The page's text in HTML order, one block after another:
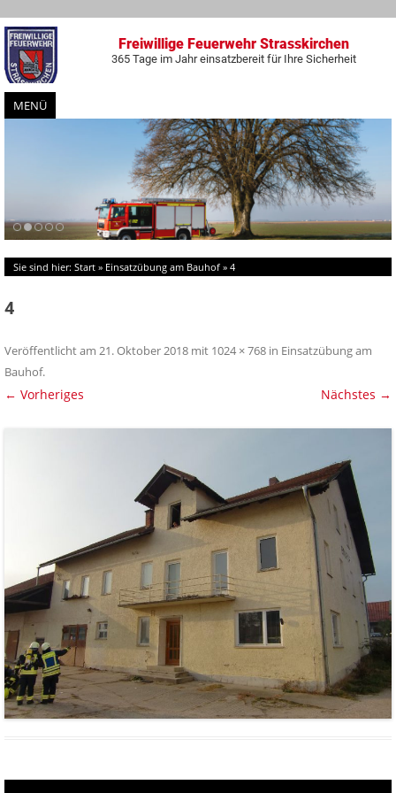
Freiwillige Feuerwehr Strasskirchen
365 Tage im Jahr einsatzbereit für Ihre Sicherheit
MENÜ
Zum
Inhalt
springen
Sie sind hier: Start » Einsatzübung am Bauhof » 4
4
Veröffentlicht am 21. Oktober 2018 mit 1024 × 768 in Einsatzübung am
Bauhof.
← Vorheriges Nächstes →